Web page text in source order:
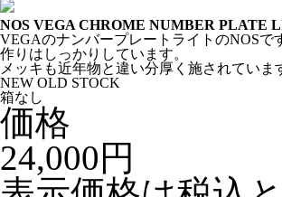
NOS VEGA CHROME NUMBER PLATE
VEGAのナンバープレートライトのNOSで
作りはしっかりしています。
メッキも近年物と違い分厚く施されていま
NEW OLD STOCK
箱なし
価格
24,000円